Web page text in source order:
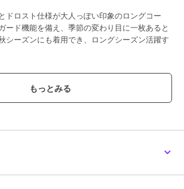
ドロスト仕様が大人っぽい印象のロングコー
ード機能を備え、季節の変わり目に一枚あると
シーズンにも着用でき、ロングシーズン活躍す
能付きのノーカラーロングコート
様でシルエット調整が可能
かく肌触りの良い素材
施した素材を使用